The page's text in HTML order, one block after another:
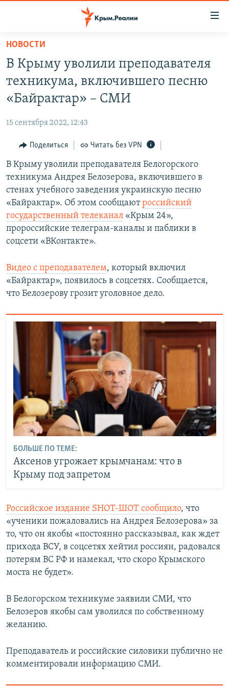
Вернуться
основному
содержанию
Вернутся
главной
навигации
Вернутся
поиску
СПЕЦПРОЕКТЫ
ГРУЗ 200
11 ЛЕТ ОККУПАЦИИ КРЫМА. 11 ИСТОРИЙ СОПРОТИВЛЕНИЯ
ВОДА
ЕЩЕ
ИНТЕРАКТИВ
ИНФОГРАФИКА
ТЕЛЕПРОЕКТ КРЫМ.РЕАЛИИ
СОВЕТЫ ПРАВОЗАЩИТНИКОВ
ПРОПАВШИЕ БЕЗ ВЕСТИ
ПОБЕДИТЕЛЕЙ НЕ СУДЯТ?
ELIFBE
УКРАИНСКАЯ ПРОБЛЕМА КРЫМА
РАДІО СВОБОДА
КАК ОБОЙТИ БЛОКИРОВКУ
Українською
Qırımtatar
ПРИСОЕДИНЯЙТЕСЬ!
НОВОСТИ
В Крыму уволили преподавателя
техникума, включившего песню
«Байрактар» – СМИ
15 сентября 2022, 12:43
Поделиться Читать без VPN
В Крыму уволили преподавателя Белогорского
техникума Андрея Белозерова, включившего в
стенах учебного заведения украинскую песню
«Байрактар». Об этом сообщаютроссийский
государственный телеканал «Крым 24»,
пророссийские телеграм-каналы и паблики в
соцсети «ВКонтакте».
Видео с преподавателем, который включил
«Байрактар», появилось в соцсетях. Сообщается,
что Белозерову грозит уголовное дело.
БОЛЬШЕ ПО ТЕМЕ:
Аксенов угрожает крымчанам: что в
Крыму под запретом
Российское издание SHOT-ШОТ сообщило, что
«ученики пожаловались на Андрея Белозерова» за
то, что он якобы «постоянно рассказывал, как ждет
прихода ВСУ, в соцсетях хейтил россиян, радовался
потерям ВС РФ и намекал, что скоро Крымского
моста не будет».
В Белогорском техникуме заявили СМИ, что
Белозеров якобы сам уволился по собственному
желанию.
Преподаватель и российские силовики публично не
комментировали информацию СМИ.